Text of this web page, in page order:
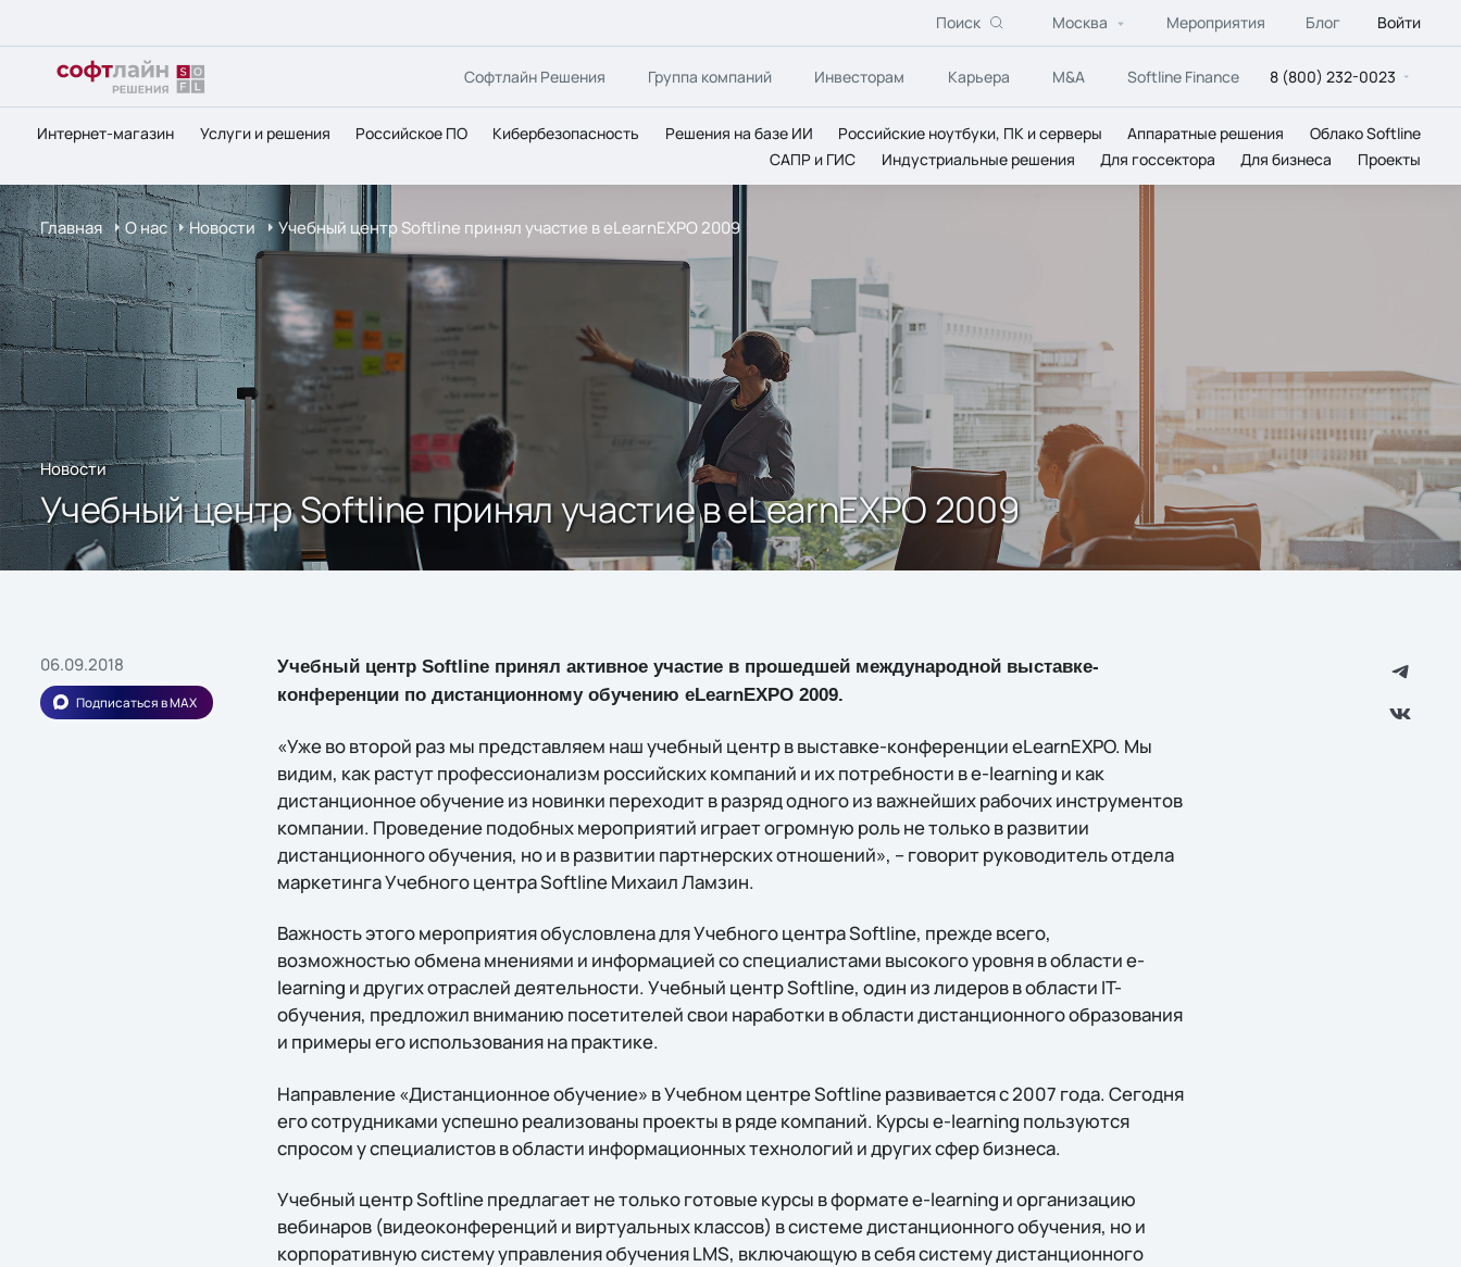
Поиск Москва Мероприятия Блог Войти
Софтлайн Решения Группа компаний Инвесторам Карьера M&A Softline Finance 8 (800) 232-0023
Интернет-магазин Услуги и решения Российское ПО Кибербезопасность Решения на базе ИИ Российские ноутбуки, ПК и серверы Аппаратные решения
Облако Softline
САПР и ГИС
Индустриальные решения Для госсектора Для бизнеса Проекты
Главная О нас Новости Учебный центр Softline принял участие в eLearnEXPO 2009
Новости
Учебный центр Softline принял участие в eLearnEXPO 2009
06.09.2018
Подписаться в MAX
Учебный центр Softline принял активное участие в прошедшей международной выставке-
конференции по дистанционному обучению eLearnEXPO 2009.
«Уже во второй раз мы представляем наш учебный центр в выставке-конференции eLearnEXPO. Мы
видим, как растут профессионализм российских компаний и их потребности в e-learning и как
дистанционное обучение из новинки переходит в разряд одного из важнейших рабочих инструментов
компании. Проведение подобных мероприятий играет огромную роль не только в развитии
дистанционного обучения, но и в развитии партнерских отношений», – говорит руководитель отдела
маркетинга Учебного центра Softline Михаил Ламзин.
Важность этого мероприятия обусловлена для Учебного центра Softline, прежде всего,
возможностью обмена мнениями и информацией со специалистами высокого уровня в области e-
learning и других отраслей деятельности. Учебный центр Softline, один из лидеров в области IT-
обучения, предложил вниманию посетителей свои наработки в области дистанционного образования
и примеры его использования на практике.
Направление «Дистанционное обучение» в Учебном центре Softline развивается с 2007 года. Сегодня
его сотрудниками успешно реализованы проекты в ряде компаний. Курсы e-learning пользуются
спросом у специалистов в области информационных технологий и других сфер бизнеса.
Учебный центр Softline предлагает не только готовые курсы в формате e-learning и организацию
вебинаров (видеоконференций и виртуальных классов) в системе дистанционного обучения, но и
корпоративную систему управления обучения LMS, включающую в себя систему дистанционного